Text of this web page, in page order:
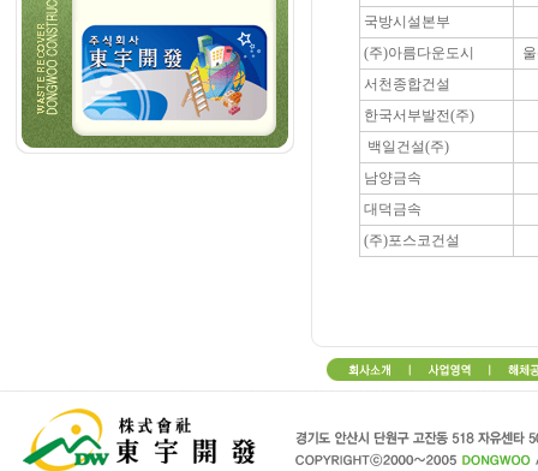
국방시설본부
(주)아름다운도시
서천종합건설
한국서부발전(주)
백일건설(주)
남양금속
대덕금속
(주)포스코건설